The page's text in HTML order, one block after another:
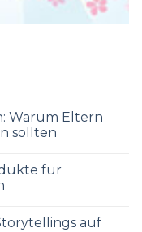
Warum Eltern
sollten
für
auf